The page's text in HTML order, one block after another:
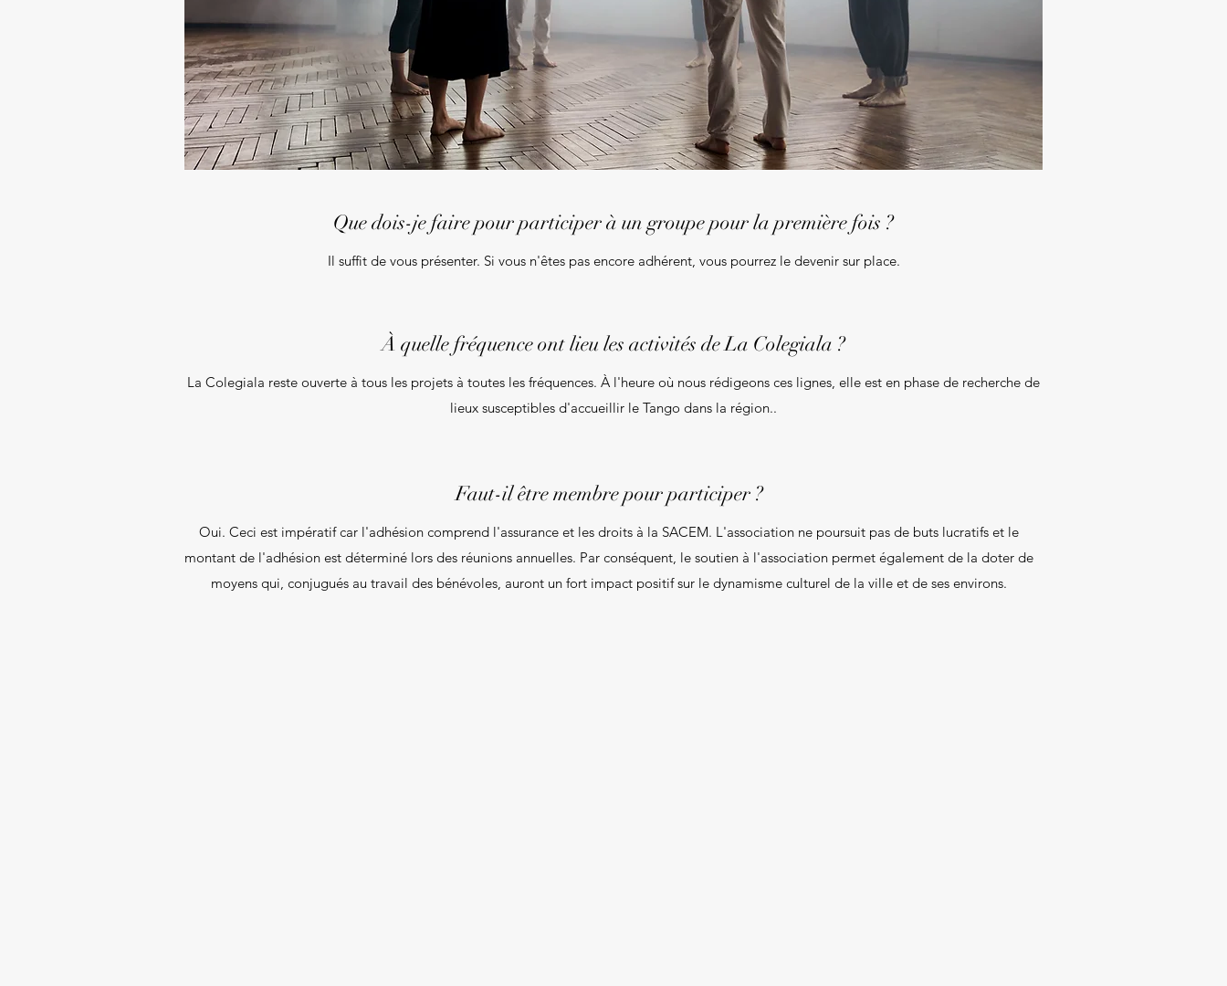
Que dois-je faire pour participer à un groupe pour la première fois ?
Il suffit de vous présenter. Si vous n'êtes pas encore adhérent, vous pourrez le devenir sur place.
À quelle fréquence ont lieu les activités de La Colegiala ?
La Colegiala reste ouverte à tous les projets à toutes les fréquences. À l'heure où nous rédigeons ces lignes, elle est en phase de recherche de
lieux susceptibles d'accueillir le Tango dans la région..
Faut-il être membre pour participer ?
Oui. Ceci est impératif car l'adhésion comprend l'assurance et les droits à la SACEM. L'association ne poursuit pas de buts lucratifs et le
montant de l'adhésion est déterminé lors des réunions annuelles. Par conséquent, le soutien à l'association permet également de la doter de
moyens qui, conjugués au travail des bénévoles, auront un fort impact positif sur le dynamisme culturel de la ville et de ses environs.